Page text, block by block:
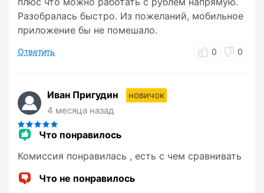
Разобралась быстро. Из пожеланий, мобильное
приложение бы не помешало.
Ответить 0 0
Иван Пригудин
новичок
4 месяца назад
Что понравилось
Комиссия понравилась , есть с чем сравнивать
Что не понравилось